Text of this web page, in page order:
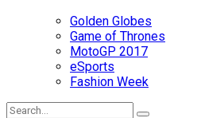
Golden Globes
Game of Thrones
MotoGP 2017
eSports
Fashion Week